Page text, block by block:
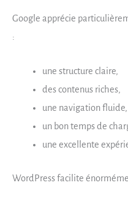
Google apprécie
:
une structure claire,
des contenus riches,
une navigation fluide,
un bon temps de
une excellente
WordPress facilite